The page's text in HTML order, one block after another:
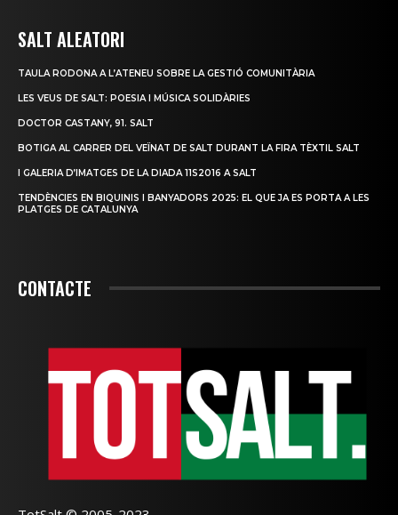
SALT ALEATORI
TAULA RODONA A L’ATENEU SOBRE LA GESTIÓ COMUNITÀRIA
LES VEUS DE SALT: POESIA I MÚSICA SOLIDÀRIES
DOCTOR CASTANY, 91. SALT
BOTIGA AL CARRER DEL VEÏNAT DE SALT DURANT LA FIRA TÈXTIL SALT
I GALERIA D’IMATGES DE LA DIADA 11S2016 A SALT
TENDÈNCIES EN BIQUINIS I BANYADORS 2025: EL QUE JA ES PORTA A LES
PLATGES DE CATALUNYA
CONTACTE